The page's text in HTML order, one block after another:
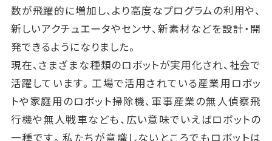
数が飛躍的に増加し、より高度なプログラムの利用や、
新しいアクチュエータやセンサ、新素材などを設計・開
発できるようになりました。
現在、さまざまな種類のロボットが実用化され、社会で
活躍しています。工場で活用されている産業用ロボッ
トや家庭用のロボット掃除機、軍事産業の無人偵察飛
行機や無人戦車なども、広い意味でいえばロボットの
一種です。私たちが意識しないところでもロボットは